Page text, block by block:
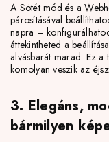
A Sötét mód és a
párosításával
napra –
áttekintheted a
alvásbarát marad. Ez
komolyan veszik az
3. Elegáns,
bármilyen